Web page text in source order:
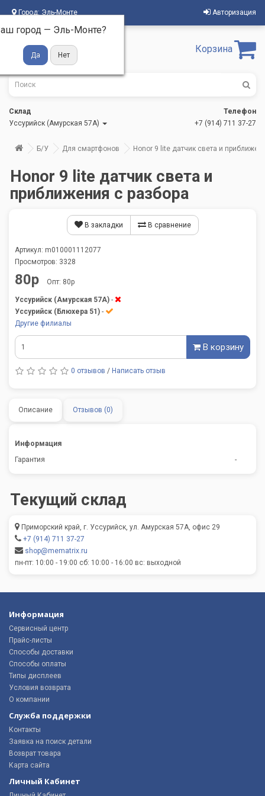
Город: Эль-Монте
город — Эль-Монте?
Авторизация
Корзина
Склад
Уссурийск (Амурская 57А)
Телефон
+7 (914) 711 37-27
Б/У Для смартфонов Honor 9 lite датчик света и
Honor 9 lite датчик света и
приближения с разбора
Описание Отзывов (0)
Информация
Гарантия
-
Текущий склад
Приморский край, г. Уссурийск, ул. Амурская 57А, офис 29
+7 (914) 711 37-27
shop@mematrix.ru
пн-пт: 10:00 - 19:00 сб: 10:00 - 16:00 вс: выходной
В закладки В сравнение
Артикул: m010001112077
Просмотров: 3328
80р Опт: 80р
Уссурийск (Амурская 57А) -
Уссурийск (Блюхера 51) -
Другие филиалы
В корзину
0 отзывов / Написать отзыв
Информация
Сервисный центр
Прайс-листы
Способы доставки
Способы оплаты
Типы дисплеев
Условия возврата
О компании
Служба поддержки
Контакты
Заявка на поиск детали
Возврат товара
Карта сайта
Личный Кабинет